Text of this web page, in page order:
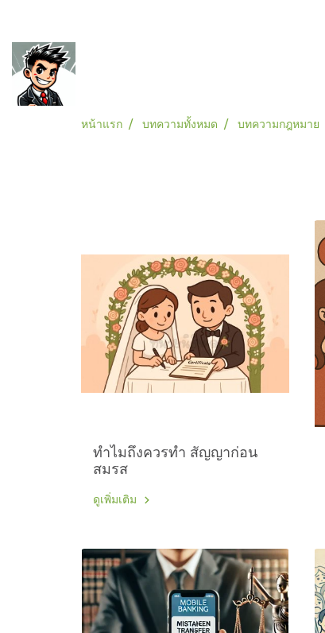
หน้าแรก บทความทั้งหมด บทความกฎหมาย
ทำไมถึงควรทำ สัญญาก่อน
สมรส
ดูเพิ่มเติม